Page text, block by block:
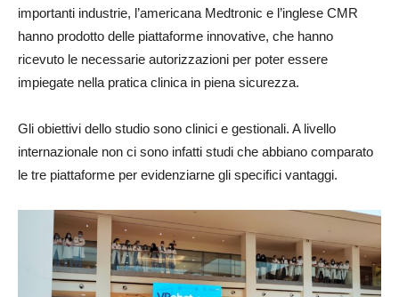
importanti industrie, l’americana Medtronic e l’inglese CMR
hanno prodotto delle piattaforme innovative, che hanno
ricevuto le necessarie autorizzazioni per poter essere
impiegate nella pratica clinica in piena sicurezza.
Gli obiettivi dello studio sono clinici e gestionali. A livello
internazionale non ci sono infatti studi che abbiano comparato
le tre piattaforme per evidenziarne gli specifici vantaggi.